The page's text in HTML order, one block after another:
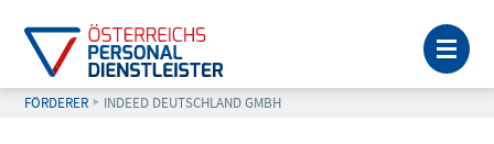
FÖRDERER AKTUELL: INDEED DEUTSCHLAND GMBH
INDEED DEUTSCHLAND GMBH